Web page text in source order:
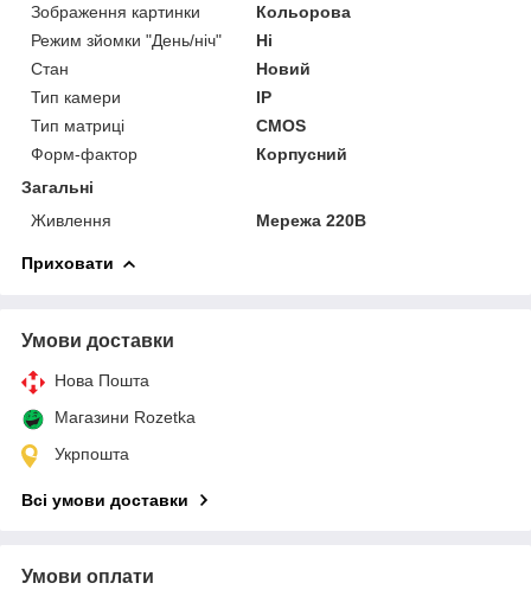
Зображення картинки
Кольорова
Режим зйомки "День/ніч"
Ні
Стан
Новий
Тип камери
IP
Тип матриці
CMOS
Форм-фактор
Корпусний
Загальні
Живлення
Мережа 220В
Приховати
Умови доставки
Нова Пошта
Магазини Rozetka
Укрпошта
Всі умови доставки
Умови оплати